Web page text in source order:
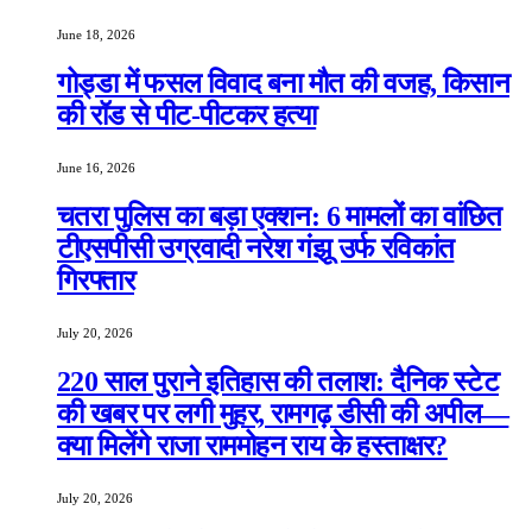
June 18, 2026
गोड्डा में फसल विवाद बना मौत की वजह, किसान
की रॉड से पीट-पीटकर हत्या
June 16, 2026
चतरा पुलिस का बड़ा एक्शन: 6 मामलों का वांछित
टीएसपीसी उग्रवादी नरेश गंझू उर्फ रविकांत
गिरफ्तार
July 20, 2026
220 साल पुराने इतिहास की तलाश: दैनिक स्टेट
की खबर पर लगी मुहर, रामगढ़ डीसी की अपील—
क्या मिलेंगे राजा राममोहन राय के हस्ताक्षर?
July 20, 2026